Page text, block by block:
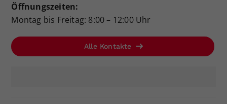
Öffnungszeiten:
Montag bis Freitag: 8:00 – 12:00 Uhr
Alle Kontakte